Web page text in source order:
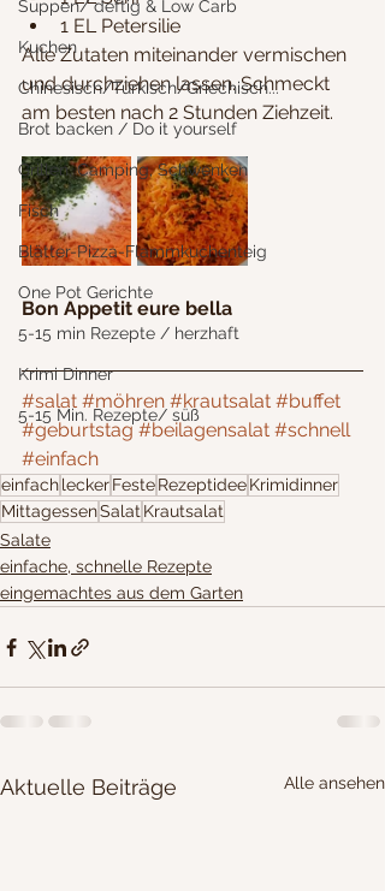
Suppen/ deftig & Low Carb
Kuchen
Chinesisch/Türkisch/Griechisch...
Brot backen / Do it yourself
Grillen, Camping, Schwenken
Fisch
Blätter-Pizza-Flammkuchenteig
One Pot Gerichte
5-15 min Rezepte / herzhaft
Krimi Dinner
5-15 Min. Rezepte/ süß
1 EL Petersilie
Alle Zutaten miteinander vermischen
und durchziehen lassen. Schmeckt
am besten nach 2 Stunden Ziehzeit.
Bon Appetit eure bella
#salat #möhren #krautsalat #buffet
#geburtstag #beilagensalat #schnell
#einfach
einfachleckerFesteRezeptideeKrimidinner
MittagessenSalat Krautsalat
Salate
einfache, schnelle Rezepte
eingemachtes aus dem Garten
Aktuelle Beiträge Alle ansehen